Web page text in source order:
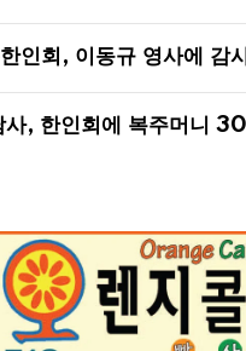
인회, 이동규 영사에 감
사, 한인회에 복주머니